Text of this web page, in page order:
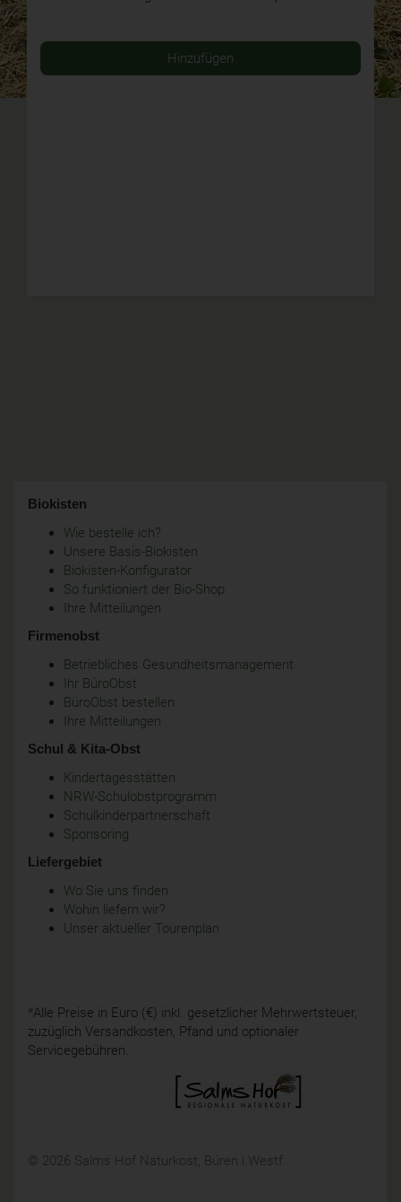
Hinzufügen
Biokisten
Wie bestelle ich?
Unsere Basis-Biokisten
Biokisten-Konfigurator
So funktioniert der Bio-Shop
Ihre Mitteilungen
Firmenobst
Betriebliches Gesundheitsmanagement
Ihr BüroObst
BüroObst bestellen
Ihre Mitteilungen
Schul & Kita-Obst
Kindertagesstätten
NRW-Schulobstprogramm
Schulkinderpartnerschaft
Sponsoring
Liefergebiet
Wo Sie uns finden
Wohin liefern wir?
Unser aktueller Tourenplan
*Alle Preise in Euro (€) inkl. gesetzlicher Mehrwertsteuer,
zuzüglich Versandkosten, Pfand und optionaler
Servicegebühren.
© 2026 Salms Hof Naturkost, Büren i.Westf.